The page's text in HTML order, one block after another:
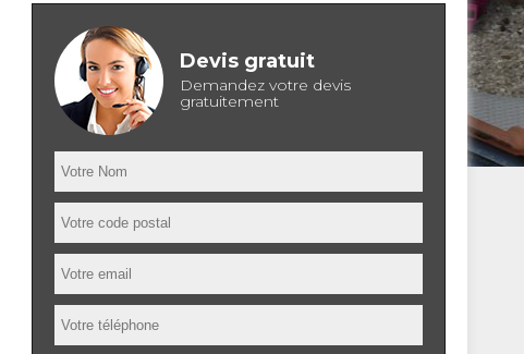
Devis gratuit
Demandez votre devis
gratuitement